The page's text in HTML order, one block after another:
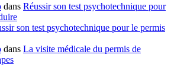
dans Réussir son test psychotechnique pour
son test psychotechnique pour le permis
dans La visite médicale du permis de